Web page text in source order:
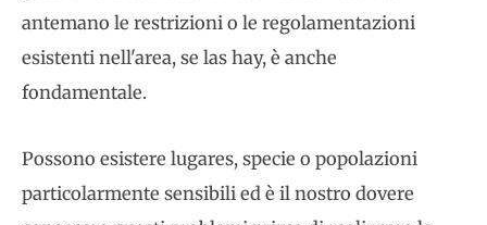
antemano le restrizioni o le regolamentazioni
esistenti nell'area, se las hay, è anche
fondamentale.
Possono esistere lugares, specie o popolazioni
particolarmente sensibili ed è il nostro dovere